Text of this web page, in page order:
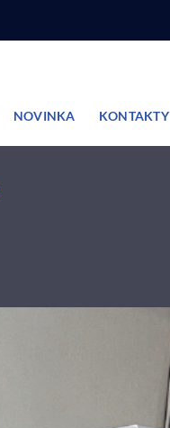
NOVINKA KONTAKTY